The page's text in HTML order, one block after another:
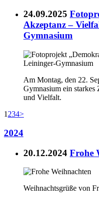
24.09.2025
Akzeptanz –
Gymnasium
Am Montag, den 22.
Gymnasium ein
und Vielfalt.
1 234>
2024
20.12.2024 Frohe
Weihnachtsgrüße von